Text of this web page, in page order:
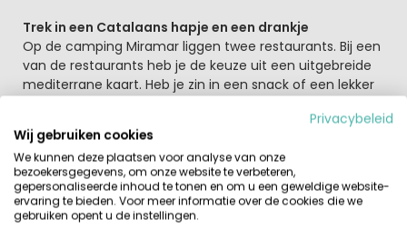
Trek in een Catalaans hapje en een drankje
Op de camping Miramar liggen twee restaurants. Bij een
van de restaurants heb je de keuze uit een uitgebreide
mediterrane kaart. Heb je zin in een snack of een lekker
bij de supermarkt haal je vers brood en andere
benodigdheden. Wil je een uitstapje op de fiets maken,
dan kun je een fiets huren op de camping.
Camping Miramar is een uitstekende uitvalsbasis om
de Costa Dorada te verkennen
Privacybeleid
Wij gebruiken cookies
We kunnen deze plaatsen voor analyse van onze
bezoekersgegevens, om onze website te verbeteren,
gepersonaliseerde inhoud te tonen en om u een geweldige website-
ervaring te bieden. Voor meer informatie over de cookies die we
gebruiken opent u de instellingen.